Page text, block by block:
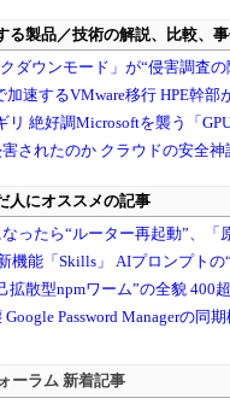
ーラム 新着記事